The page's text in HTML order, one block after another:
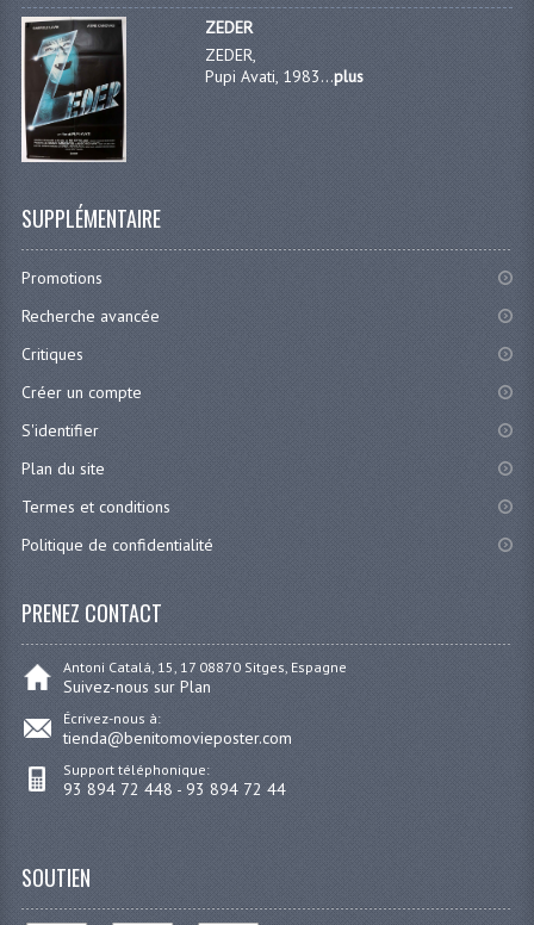
ZEDER
ZEDER,
Pupi Avati, 1983...plus
SUPPLÉMENTAIRE
Promotions
Recherche avancée
Critiques
Créer un compte
S'identifier
Plan du site
Termes et conditions
Politique de confidentialité
PRENEZ CONTACT
Antoni Catalá, 15, 17 08870 Sitges, Espagne
Suivez-nous sur Plan
Écrivez-nous à:
tienda@benitomovieposter.com
Support téléphonique:
93 894 72 448 - 93 894 72 44
SOUTIEN